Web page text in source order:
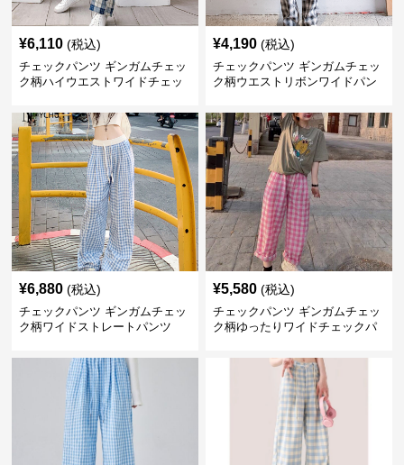
¥6,110 (税込)
チェックパンツ ギンガムチェッ
ク柄ハイウエストワイドチェッ
¥4,190 (税込)
チェックパンツ ギンガムチェッ
ク柄ウエストリボンワイドパン
¥6,880 (税込)
チェックパンツ ギンガムチェッ
ク柄ワイドストレートパンツ
¥5,580 (税込)
チェックパンツ ギンガムチェッ
ク柄ゆったりワイドチェックパ